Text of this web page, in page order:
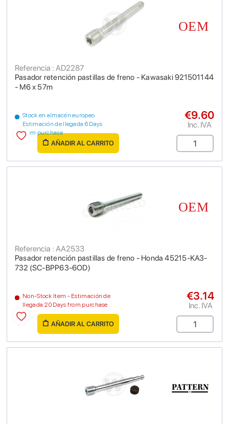
Pasador retención pastillas de freno - Kawasaki 921501144
- M6 x 57m
Referencia : AD2287
Stock en almacén europeo
Estimación de llegada 6 Days
from purchase
€9.60
Inc. IVA
AÑADIR AL CARRITO
Pasador retención pastillas de freno - Honda 45215-KA3-
732 (SC-BPP63-6OD)
Referencia : AA2533
Non-Stock Item - Estimación de
llegada 20 Days from purchase
€3.14
Inc. IVA
AÑADIR AL CARRITO